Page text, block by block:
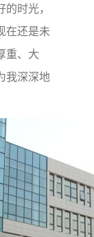
时光，
在还是未
重、大
我深深地